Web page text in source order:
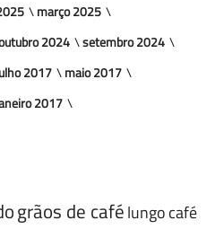
março 2025
2024
setembro 2024
2017
maio 2017
2017
grãos de cafélungocafé